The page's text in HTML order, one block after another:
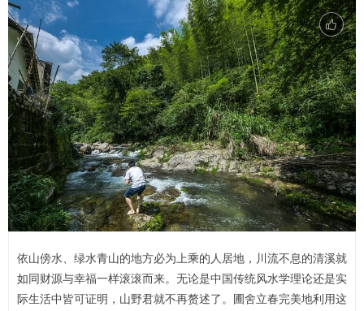
依山傍水、绿水青山的地方必为上乘的人居地，川流不息的清溪就
如同财源与幸福一样滚滚而来。无论是中国传统风水学理论还是实
际生活中皆可证明，山野君就不再赘述了。圃舍立春完美地利用这